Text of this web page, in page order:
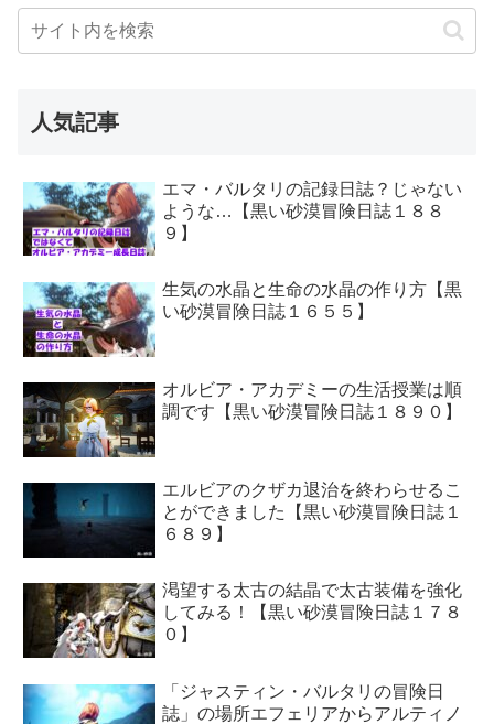
人気記事
エマ・バルタリの記録日誌？じゃない
ような…【黒い砂漠冒険日誌１８８
９】
生気の水晶と生命の水晶の作り方【黒
い砂漠冒険日誌１６５５】
オルビア・アカデミーの生活授業は順
調です【黒い砂漠冒険日誌１８９０】
エルビアのクザカ退治を終わらせるこ
とができました【黒い砂漠冒険日誌１
６８９】
渇望する太古の結晶で太古装備を強化
してみる！【黒い砂漠冒険日誌１７８
０】
「ジャスティン・バルタリの冒険日
誌」の場所エフェリアからアルティノ